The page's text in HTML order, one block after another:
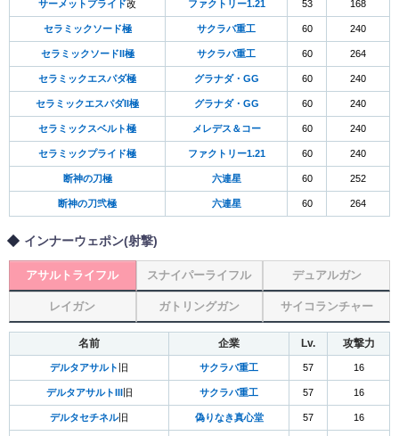
サーメットプライド改 ファクトリー1.21 53 168
セラミックソード極 サクラバ重工 60 240
セラミックソードII極 サクラバ重工 60 264
セラミックエスパダ極 グラナダ・GG 60 240
セラミックエスパダII極 グラナダ・GG 60 240
セラミックスベルト極 メレデス＆コー 60 240
セラミックプライド極 ファクトリー1.21 60 240
断神の刀極 六連星 60 252
断神の刀弐極 六連星 60 264
インナーウェポン(射撃)
アサルトライフル スナイパーライフル デュアルガン
レイガン ガトリングガン サイコランチャー
名前 企業 Lv. 攻撃力
デルタアサルト 旧 サクラバ重工 57 16
デルタアサルトIII 旧 サクラバ重工 57 16
デルタセチネル旧 偽りなき真心堂 57 16